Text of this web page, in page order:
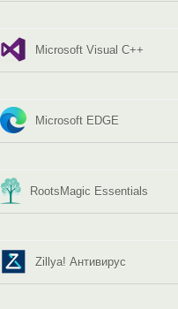
Microsoft Visual C++
Microsoft EDGE
RootsMagic Essentials
Zillya! Антивирус